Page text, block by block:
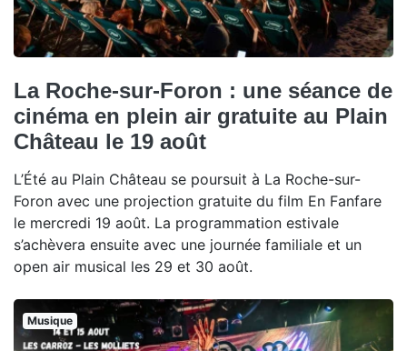
La Roche-sur-Foron : une séance de
cinéma en plein air gratuite au Plain
Château le 19 août
L’Été au Plain Château se poursuit à La Roche-sur-
Foron avec une projection gratuite du film En Fanfare
le mercredi 19 août. La programmation estivale
s’achèvera ensuite avec une journée familiale et un
open air musical les 29 et 30 août.
Musique